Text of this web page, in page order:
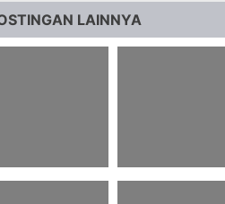
LAINNYA
Teks Drama
22 Bahasa Kotor